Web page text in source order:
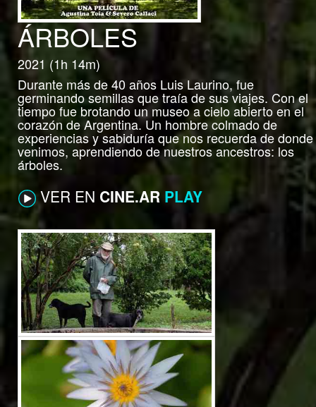
ÁRBOLES
2021 (1h 14m)
Durante más de 40 años Luis Laurino, fue
germinando semillas que traía de sus viajes. Con el
tiempo fue brotando un museo a cielo abierto en el
corazón de Argentina. Un hombre colmado de
experiencias y sabiduría que nos recuerda de donde
venimos, aprendiendo de nuestros ancestros: los
árboles.
VER EN CINE.AR PLAY